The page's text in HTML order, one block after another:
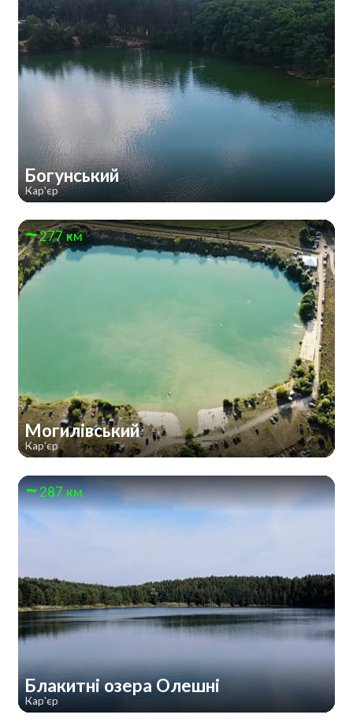
Богунський
Кар'єр
277 км
Могилівський
Кар'єр
287 км
Блакитні озера Олешні
Кар'єр